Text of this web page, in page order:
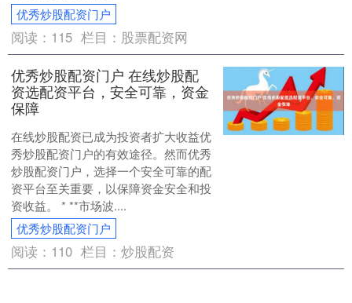
优秀炒股配资门户
阅读： 115 栏目： 股票配资网
优秀炒股配资门户 在线炒股配
资选配资平台，安全可靠，资金
保障
在线炒股配资已成为投资者扩大收益优
秀炒股配资门户的有效途径。然而优秀
炒股配资门户，选择一个安全可靠的配
资平台至关重要，以保障资金安全和投
资收益。 * **市场波....
优秀炒股配资门户
阅读： 110 栏目：炒股配资